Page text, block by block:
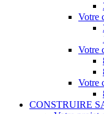
Votre
Votre
Votre
CONSTRUIRE